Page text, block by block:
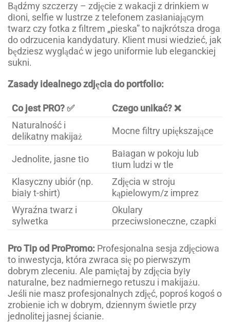
Bądźmy szczerzy – zdjęcie z wakacji z drinkiem w
dłoni, selfie w lustrze z telefonem zasłaniającym
twarz czy fotka z filtrem „pieska” to najkrótsza droga
do odrzucenia kandydatury. Klient musi wiedzieć, jak
będziesz wyglądać w jego uniformie lub eleganckiej
sukni.
Zasady idealnego zdjęcia do portfolio:
Co jest PRO? ✅
Czego unikać? ❌
Naturalność i
delikatny makijaż
Mocne filtry upiększające
Jednolite, jasne tło
Bałagan w pokoju lub
tłum ludzi w tle
Klasyczny ubiór (np.
biały t-shirt)
Zdjęcia w stroju
kąpielowym/z imprez
Wyraźna twarz i
sylwetka
Okulary
przeciwsłoneczne, czapki
Pro Tip od ProPromo: Profesjonalna sesja zdjęciowa
to inwestycja, która zwraca się po pierwszym
dobrym zleceniu. Ale pamiętaj by zdjęcia były
naturalne, bez nadmiernego retuszu i makijażu.
Jeśli nie masz profesjonalnych zdjęć, poproś kogoś o
zrobienie ich w dobrym, dziennym świetle przy
jednolitej jasnej ścianie.